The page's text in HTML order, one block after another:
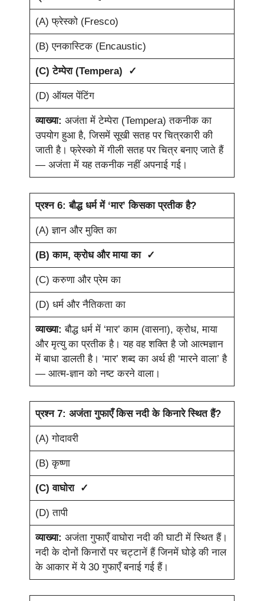
(A) फ्रेस्को (Fresco)
(B) एनकास्टिक (Encaustic)
(C) टेम्पेरा (Tempera) ✓
(D) ऑयल पेंटिंग
व्याख्या: अजंता में टेम्पेरा (Tempera) तकनीक का
उपयोग हुआ है, जिसमें सूखी सतह पर चित्रकारी की
जाती है। फ्रेस्को में गीली सतह पर चित्र बनाए जाते हैं
— अजंता में यह तकनीक नहीं अपनाई गई।
प्रश्न 6: बौद्ध धर्म में ‘मार’ किसका प्रतीक है?
(A) ज्ञान और मुक्ति का
(B) काम, क्रोध और माया का ✓
(C) करुणा और प्रेम का
(D) धर्म और नैतिकता का
व्याख्या:बौद्ध धर्म में ‘मार’ काम (वासना), क्रोध, माया
और मृत्यु का प्रतीक है। यह वह शक्ति है जो आत्मज्ञान
में बाधा डालती है। ‘मार’ शब्द का अर्थ ही ‘मारने वाला’ है
— आत्म-ज्ञान को नष्ट करने वाला।
प्रश्न 7: अजंता गुफाएँ किस नदी के किनारे स्थित हैं?
(A) गोदावरी
(B) कृष्णा
(C) वाघोरा ✓
(D) तापी
व्याख्या: अजंता गुफाएँ वाघोरा नदी की घाटी में स्थित हैं।
नदी के दोनों किनारों पर चट्टानें हैं जिनमें घोड़े की नाल
के आकार में ये 30 गुफाएँ बनाई गई हैं।